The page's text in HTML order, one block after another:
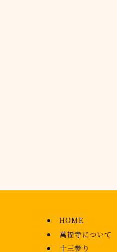
HOME
萬福寺について
十三参り